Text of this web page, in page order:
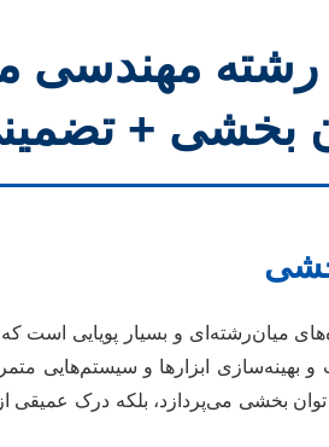
رشته
بخشی +
میان‌رشته‌ای و بسیار پویایی است
ابزارها و سیستم‌هایی
بخشی می‌پردازد، بلکه درک عمیقی